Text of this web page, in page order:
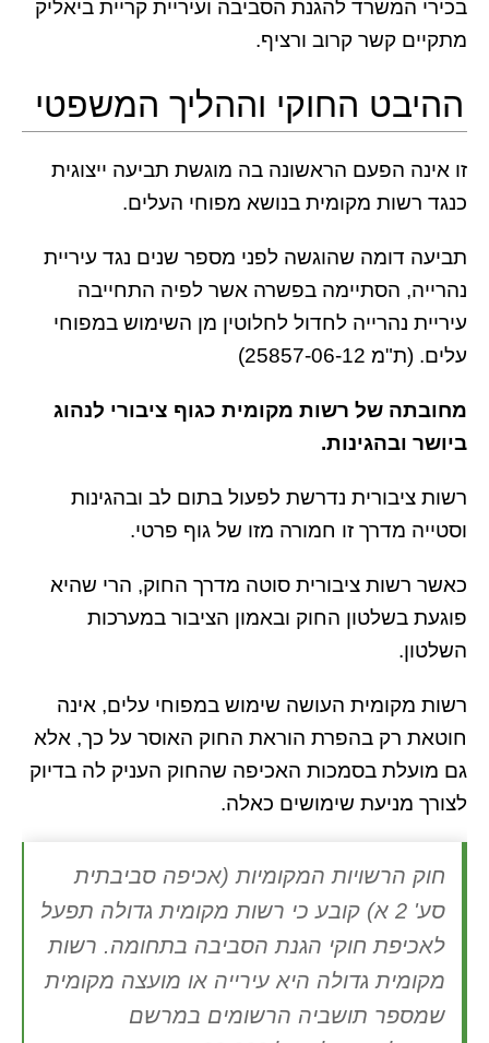
בכירי המשרד להגנת הסביבה ועיריית קריית ביאליק
מתקיים קשר קרוב ורציף.
ההיבט החוקי וההליך המשפטי
זו אינה הפעם הראשונה בה מוגשת תביעה ייצוגית
כנגד רשות מקומית בנושא מפוחי העלים.
תביעה דומה שהוגשה לפני מספר שנים נגד עיריית
נהרייה, הסתיימה בפשרה אשר לפיה התחייבה
עיריית נהרייה לחדול לחלוטין מן השימוש במפוחי
עלים. (ת"מ 25857-06-12)
מחובתה של רשות מקומית כגוף ציבורי לנהוג
ביושר ובהגינות.
רשות ציבורית נדרשת לפעול בתום לב ובהגינות
וסטייה מדרך זו חמורה מזו של גוף פרטי.
כאשר רשות ציבורית סוטה מדרך החוק, הרי שהיא
פוגעת בשלטון החוק ובאמון הציבור במערכות
השלטון.
רשות מקומית העושה שימוש במפוחי עלים, אינה
חוטאת רק בהפרת הוראת החוק האוסר על כך, אלא
גם מועלת בסמכות האכיפה שהחוק העניק לה בדיוק
לצורך מניעת שימושים כאלה.
חוק הרשויות המקומיות (אכיפה סביבתית
סע' 2 א) קובע כי רשות מקומית גדולה תפעל
לאכיפת חוקי הגנת הסביבה בתחומה. רשות
מקומית גדולה היא עירייה או מועצה מקומית
שמספר תושביה הרשומים במרשם